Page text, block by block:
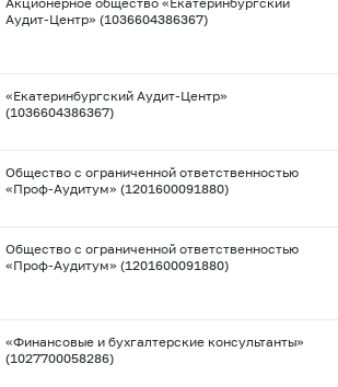
Аудит-Центр» (1036604386367)
«Екатеринбургский Аудит-Центр»
(1036604386367)
Общество с ограниченной ответственностью
«Проф-Аудитум» (1201600091880)
Общество с ограниченной ответственностью
«Проф-Аудитум» (1201600091880)
«Финансовые и бухгалтерские консультанты»
(1027700058286)